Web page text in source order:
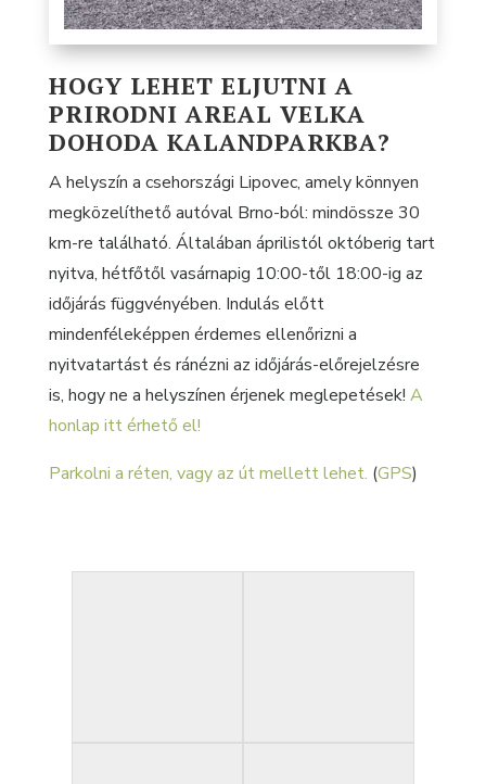
HOGY LEHET ELJUTNI A
PRIRODNI AREAL VELKA
DOHODA KALANDPARKBA?
A helyszín a csehországi Lipovec, amely könnyen
megközelíthető autóval Brno-ból: mindössze 30
km-re található. Általában áprilistól októberig tart
nyitva, hétfőtől vasárnapig 10:00-től 18:00-ig az
időjárás függvényében. Indulás előtt
mindenféleképpen érdemes ellenőrizni a
nyitvatartást és ránézni az időjárás-előrejelzésre
is, hogy ne a helyszínen érjenek meglepetések! A
honlap itt érhető el!
Parkolni a réten, vagy az út mellett lehet. (GPS)